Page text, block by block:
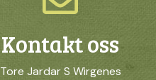
Kontakt oss
Tore Jardar S Wirgenes